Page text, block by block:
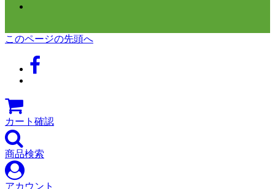
このページの先頭へ
カート確認
商品検索
アカウント